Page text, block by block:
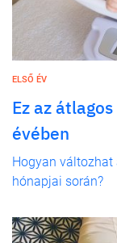
ELSŐ ÉV
Ez az
évében
Hogyan
hónapjai során?